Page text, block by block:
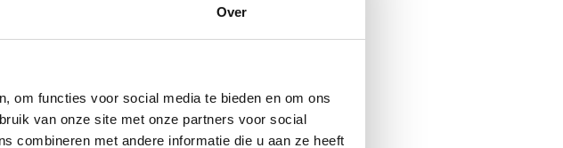
Over
om functies voor social media te bieden en om ons
van onze site met onze partners voor social
combineren met andere informatie die u aan ze heeft
Waarom? Enerzijds
de leeftijd van ons
aan vast. Wat precies? Dat
het veld dus niet in te vullen.